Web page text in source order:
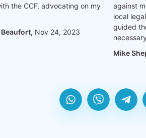
the CCF, advocating on my
Nov 24, 2023
against
local
guided
Mike